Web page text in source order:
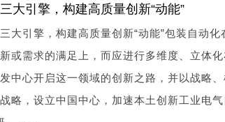
三大引擎，构建高质量创新“动能”
三大引擎，构建高质量创新“动能”包装自动
新或需求的满足上，而应进行多维度、立体
发中心开启这一领域的创新之路，并以战略
战略，设立中国中心，加速本土创新工业电